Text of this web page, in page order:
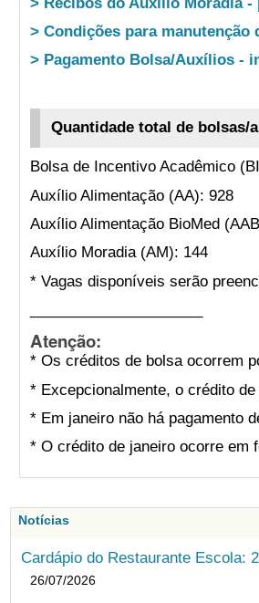
> Condições para manutenção
> Pagamento Bolsa/Auxílios -
Quantidade total de bolsas/
Bolsa de Incentivo Acadêmico
Auxílio Alimentação (AA): 928
Auxílio Alimentação BioMed
Auxílio Moradia (AM): 144
* Vagas disponíveis serão
Atenção:
* Os créditos de bolsa ocorrem
* Excepcionalmente, o crédito
* Em janeiro não há pagamento
* O crédito de janeiro ocorre em
Notícias
Cardápio do Restaurante Escola:
26/07/2026